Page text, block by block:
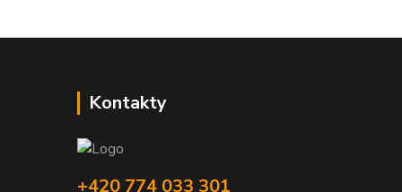
Kontakty
+420 774 033 301